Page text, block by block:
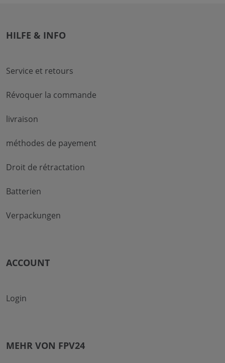
HILFE & INFO
Service et retours
Révoquer la commande
livraison
méthodes de payement
Droit de rétractation
Batterien
Verpackungen
ACCOUNT
Login
MEHR VON FPV24